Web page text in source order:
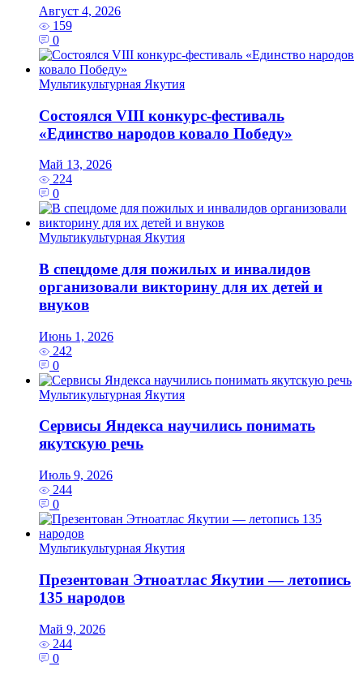
Август 4, 2026
159
0
Мультикультурная Якутия
Состоялся VIII конкурс-фестиваль
«Единство народов ковало Победу»
Май 13, 2026
224
0
Мультикультурная Якутия
В спецдоме для пожилых и инвалидов
организовали викторину для их детей и
внуков
Июнь 1, 2026
242
0
Мультикультурная Якутия
Сервисы Яндекса научились понимать
якутскую речь
Июль 9, 2026
244
0
Мультикультурная Якутия
Презентован Этноатлас Якутии — летопись
135 народов
Май 9, 2026
244
0